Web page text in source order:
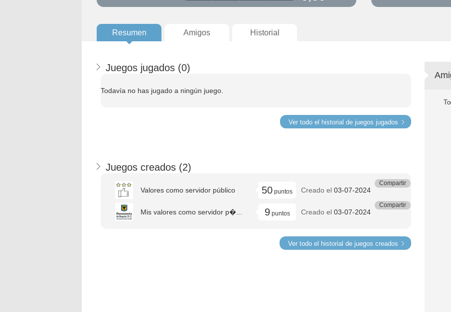
Resumen Amigos Historial
Juegos jugados (0)
Todavía no has jugado a ningún juego.
Ver todo el historial de juegos jugados
Juegos creados (2)
Valores como servidor público 50 puntos Creado el 03-07-2024
Compartir
Mis valores como servidor p�... 9puntos Creado el 03-07-2024
Compartir
Ver todo el historial de juegos creados